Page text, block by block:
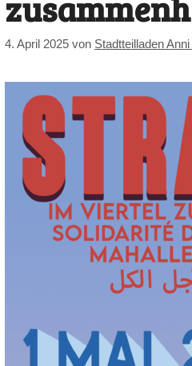
4. April 2025 von Stadtteilladen